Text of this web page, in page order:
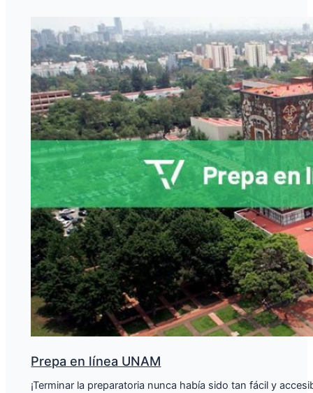
Prepa en línea UNAM
¡Terminar la preparatoria nunca había sido tan fácil y